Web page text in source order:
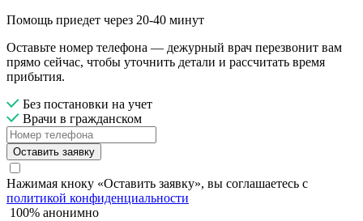
Помощь приедет через 20-40 минут
Оставьте номер телефона — дежурный врач перезвонит вам
прямо сейчас, чтобы уточнить детали и рассчитать время
прибытия.
Без постановки на учет
Врачи в гражданском
Оставить заявку
Нажимая кноку «Оставить заявку», вы соглашаетесь с
политикой конфиденциальности
100% анонимно